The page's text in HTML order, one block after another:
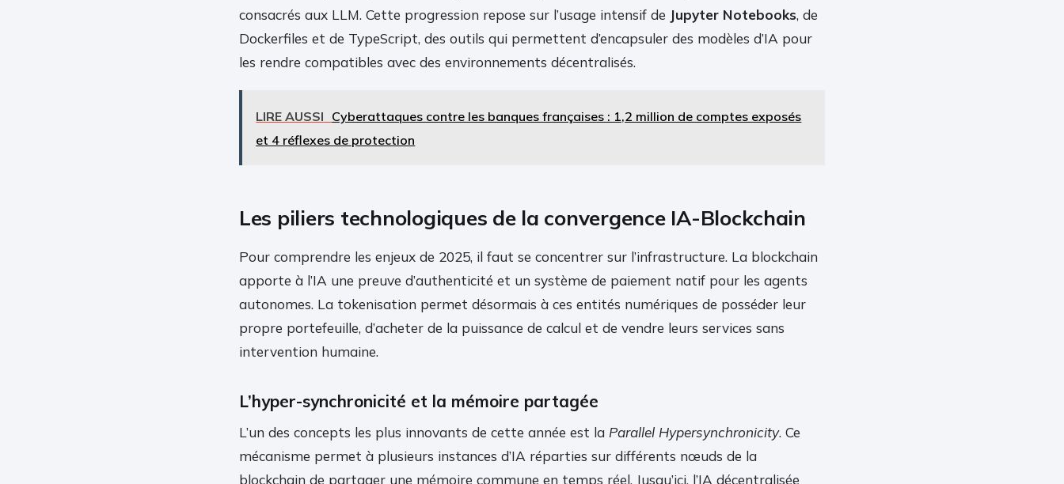
consacrés aux LLM. Cette progression repose sur l’usage intensif de Jupyter Notebooks, de
Dockerfiles et de TypeScript, des outils qui permettent d’encapsuler des modèles d’IA pour
les rendre compatibles avec des environnements décentralisés.
LIRE AUSSI Cyberattaques contre les banques françaises : 1,2 million de comptes exposés
et 4 réflexes de protection
Les piliers technologiques de la convergence IA-Blockchain
Pour comprendre les enjeux de 2025, il faut se concentrer sur l’infrastructure. La blockchain
apporte à l’IA une preuve d’authenticité et un système de paiement natif pour les agents
autonomes. La tokenisation permet désormais à ces entités numériques de posséder leur
propre portefeuille, d’acheter de la puissance de calcul et de vendre leurs services sans
intervention humaine.
L’hyper-synchronicité et la mémoire partagée
L’un des concepts les plus innovants de cette année est la Parallel Hypersynchronicity. Ce
mécanisme permet à plusieurs instances d’IA réparties sur différents nœuds de la
blockchain de partager une mémoire commune en temps réel. Jusqu’ici, l’IA décentralisée